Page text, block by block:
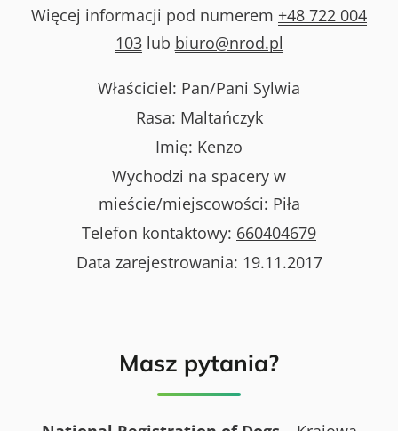
Więcej informacji pod numerem +48 722 004
103lub biuro@nrod.pl
Właściciel: Pan/Pani Sylwia
Rasa: Maltańczyk
Imię: Kenzo
Wychodzi na spacery w
mieście/miejscowości: Piła
Telefon kontaktowy: 660404679
Data zarejestrowania: 19.11.2017
Masz pytania?